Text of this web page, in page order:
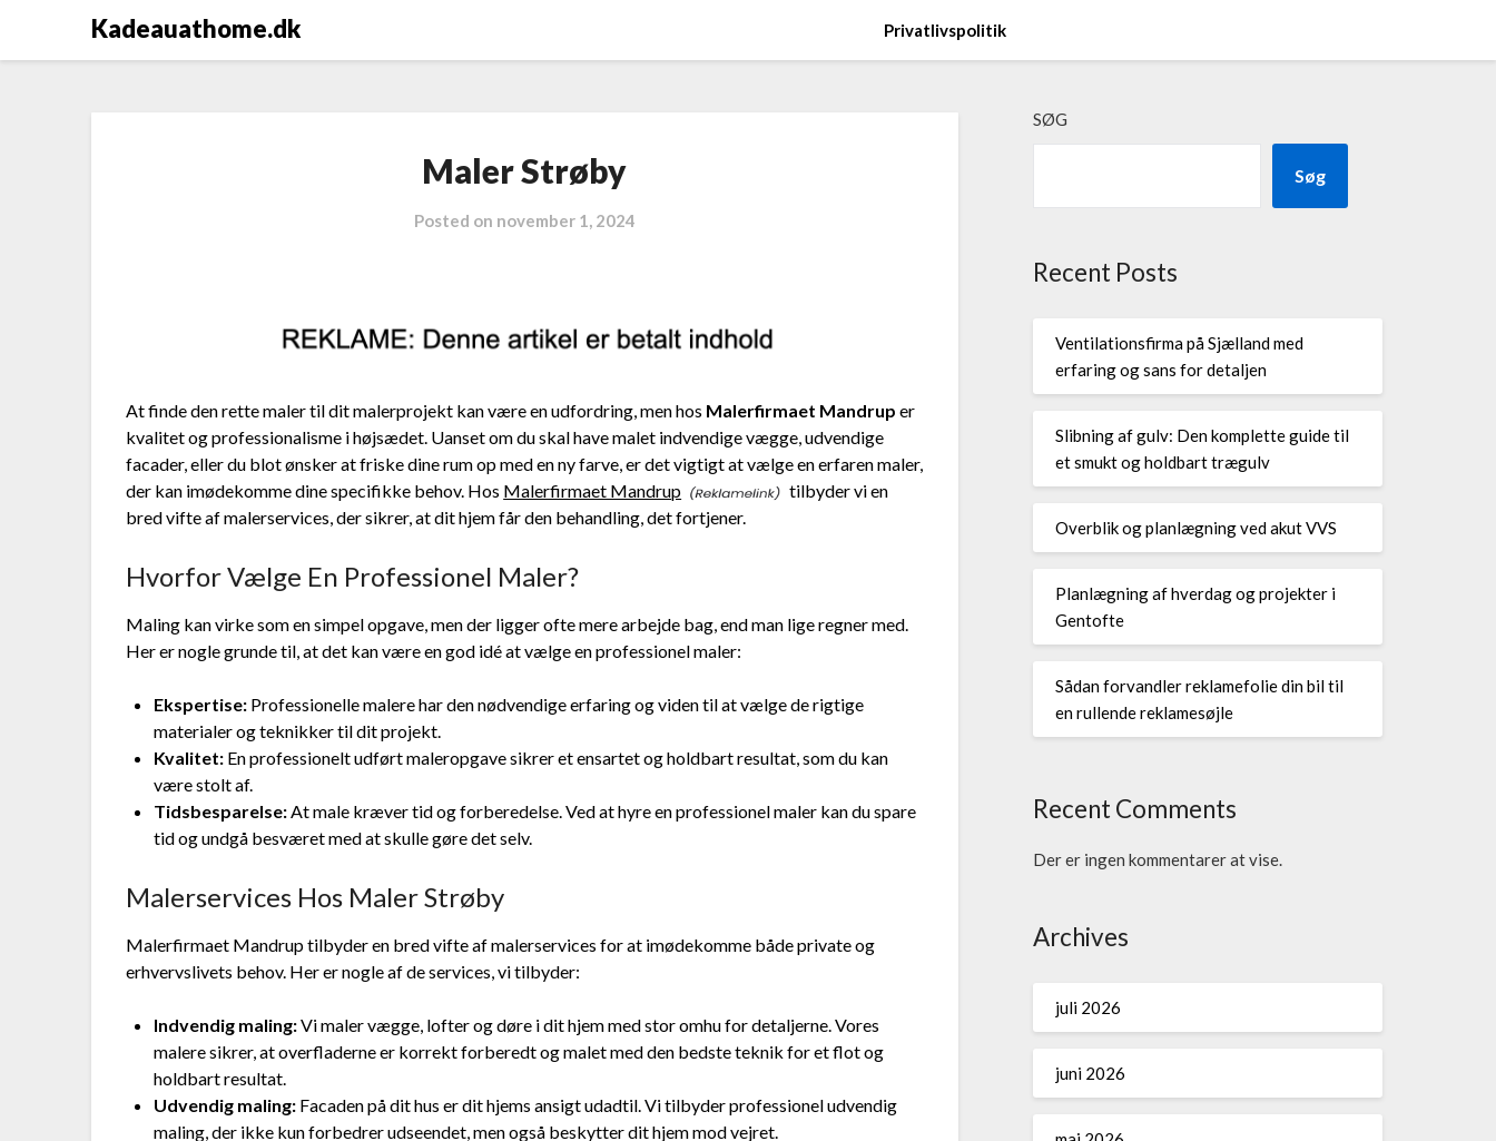
Kadeauathome.dk Privatlivspolitik
Maler Strøby
Posted on november 1, 2024
At finde den rette maler til dit malerprojekt kan være en udfordring, men hos Malerfirmaet Mandruper
kvalitet og professionalisme i højsædet. Uanset om du skal have malet indvendige vægge, udvendige
facader, eller du blot ønsker at friske dine rum op med en ny farve, er det vigtigt at vælge en erfaren maler,
der kan imødekomme dine specifikke behov. Hos Malerfirmaet Mandrup
tilbyder vi en
bred vifte af malerservices, der sikrer, at dit hjem får den behandling, det fortjener.
Hvorfor Vælge En Professionel Maler?
Maling kan virke som en simpel opgave, men der ligger ofte mere arbejde bag, end man lige regner med.
Her er nogle grunde til, at det kan være en god idé at vælge en professionel maler:
Ekspertise: Professionelle malere har den nødvendige erfaring og viden til at vælge de rigtige
materialer og teknikker til dit projekt.
Kvalitet: En professionelt udført maleropgave sikrer et ensartet og holdbart resultat, som du kan
være stolt af.
Tidsbesparelse:At male kræver tid og forberedelse. Ved at hyre en professionel maler kan du spare
tid og undgå besværet med at skulle gøre det selv.
Malerservices Hos Maler Strøby
Malerfirmaet Mandrup tilbyder en bred vifte af malerservices for at imødekomme både private og
erhvervslivets behov. Her er nogle af de services, vi tilbyder:
Indvendig maling:Vi maler vægge, lofter og døre i dit hjem med stor omhu for detaljerne. Vores
malere sikrer, at overfladerne er korrekt forberedt og malet med den bedste teknik for et flot og
holdbart resultat.
Udvendig maling: Facaden på dit hus er dit hjems ansigt udadtil. Vi tilbyder professionel udvendig
maling, der ikke kun forbedrer udseendet, men også beskytter dit hjem mod vejret.
SØG
Søg
Recent Posts
Ventilationsfirma på Sjælland med
erfaring og sans for detaljen
Slibning af gulv: Den komplette guide til
et smukt og holdbart trægulv
Overblik og planlægning ved akut VVS
Planlægning af hverdag og projekter i
Gentofte
Sådan forvandler reklamefolie din bil til
en rullende reklamesøjle
Recent Comments
Der er ingen kommentarer at vise.
Archives
juli 2026
juni 2026